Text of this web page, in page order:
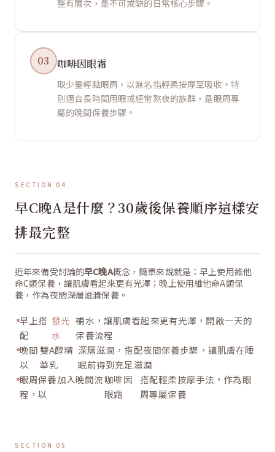
整有層次，是不可或缺的日常核心步驟。
03 咖啡因眼霜
取少量輕點眼周，以無名指輕柔按摩至吸收。特
別適合長時間用眼或經常熬夜的族群，是眼周專
屬的晚間保養步驟。
SECTION 04
早C晚A是什麼？30歲後保養順序這樣安
排最完整
近年來備受討論的早C晚A概念，簡單來說就是：早上使用維他
命C類保養，讓肌膚看起來更有光澤；晚上使用維他命A類保
養，作為夜間深層滋潤保養。
早上搭
配
發光
水
補水，讓肌膚看起來更有光澤，開啟一天的
保養流程
晚間
以
雙A醇精
華乳
深層滋潤，搭配夜間保養步驟，讓肌膚在睡
眠前得到充足滋潤
眼周保養加入晚間流
程，以
咖啡因
眼霜
搭配輕柔按摩手法，作為眼
周專屬保養
SECTION 05